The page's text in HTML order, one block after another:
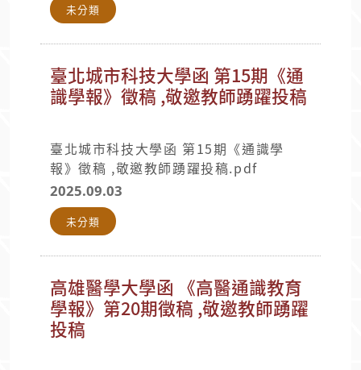
未分類
臺北城市科技大學函 第15期《通
識學報》徵稿 ,敬邀教師踴躍投稿
臺北城市科技大學函 第15期《通識學
報》徵稿 ,敬邀教師踴躍投稿.pdf
2025.09.03
未分類
高雄醫學大學函 《高醫通識教育
學報》第20期徵稿 ,敬邀教師踴躍
投稿